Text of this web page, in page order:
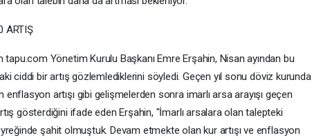
ARTIŞ
Yönetim Kurulu Başkanı Emre Erşahin, Nisan ayından bu
ciddi bir artış gözlemlediklerini söyledi. Geçen yıl sonu döviz kurunda
artışı gibi gelişmelerden sonra imarlı arsa arayışı geçen
gösterdiğini ifade eden Erşahin, "İmarlı arsalara olan talepteki
şahit olmuştuk. Devam etmekte olan kur artışı ve enflasyon